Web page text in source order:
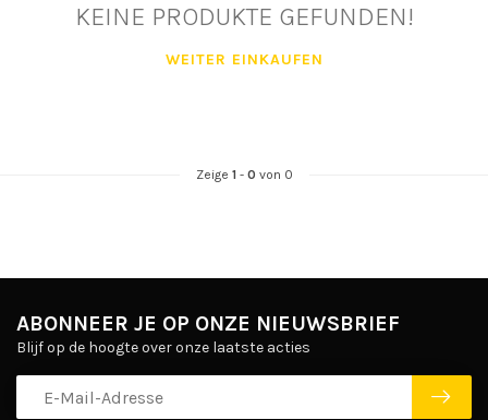
KEINE PRODUKTE GEFUNDEN!
WEITER EINKAUFEN
Zeige 1- 0 von 0
ABONNEER JE OP ONZE NIEUWSBRIEF
Blijf op de hoogte over onze laatste acties